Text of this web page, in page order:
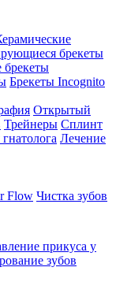
брекеты
брекеты
Брекеты Incognito
Открытый
Трейнеры Сплинт
Лечение
Flow Чистка зубов
прикуса у
зубов